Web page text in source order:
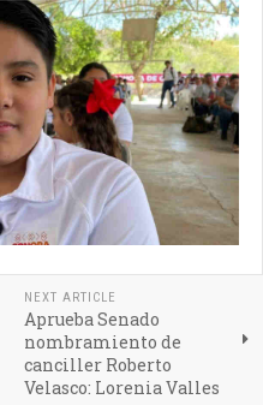
NEXT ARTICLE
Aprueba Senado
nombramiento de
canciller Roberto
Velasco: Lorenia Valles